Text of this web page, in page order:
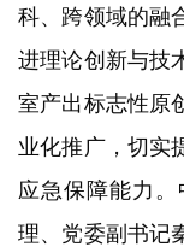
科、跨领域的融
进理论创新与技
室产出标志性原
业化推广，切实
应急保障能力
理、党委副书记